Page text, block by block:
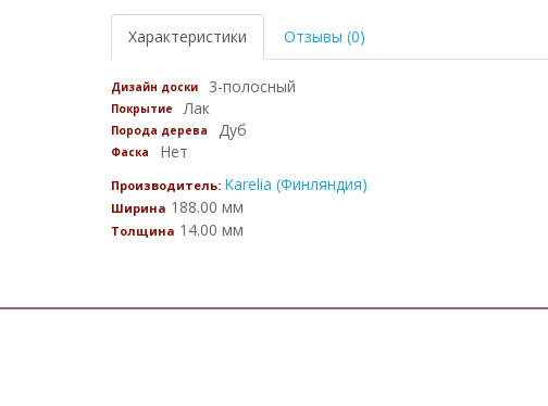
Характеристики Отзывы (0)
Дизайн доски 3-полосный
Покрытие Лак
Порода дерева Дуб
Фаска Нет
Производитель: Karelia (Финляндия)
Ширина 188.00 мм
Толщина 14.00 мм